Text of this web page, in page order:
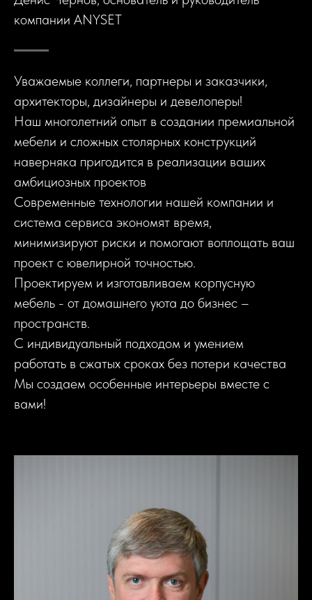
компании ANYSET
Уважаемые коллеги, партнеры и заказчики,
архитекторы, дизайнеры и девелоперы!
Наш многолетний опыт в создании премиальной
мебели и сложных столярных конструкций
наверняка пригодится в реализации ваших
амбициозных проектов
Современные технологии нашей компании и
система сервиса экономят время,
минимизируют риски и помогают воплощать ваш
проект с ювелирной точностью.
Проектируем и изготавливаем корпусную
мебель - от домашнего уюта до бизнес –
пространств.
С индивидуальный подходом и умением
работать в сжатых сроках без потери качества
Мы создаем особенные интерьеры вместе с
вами!